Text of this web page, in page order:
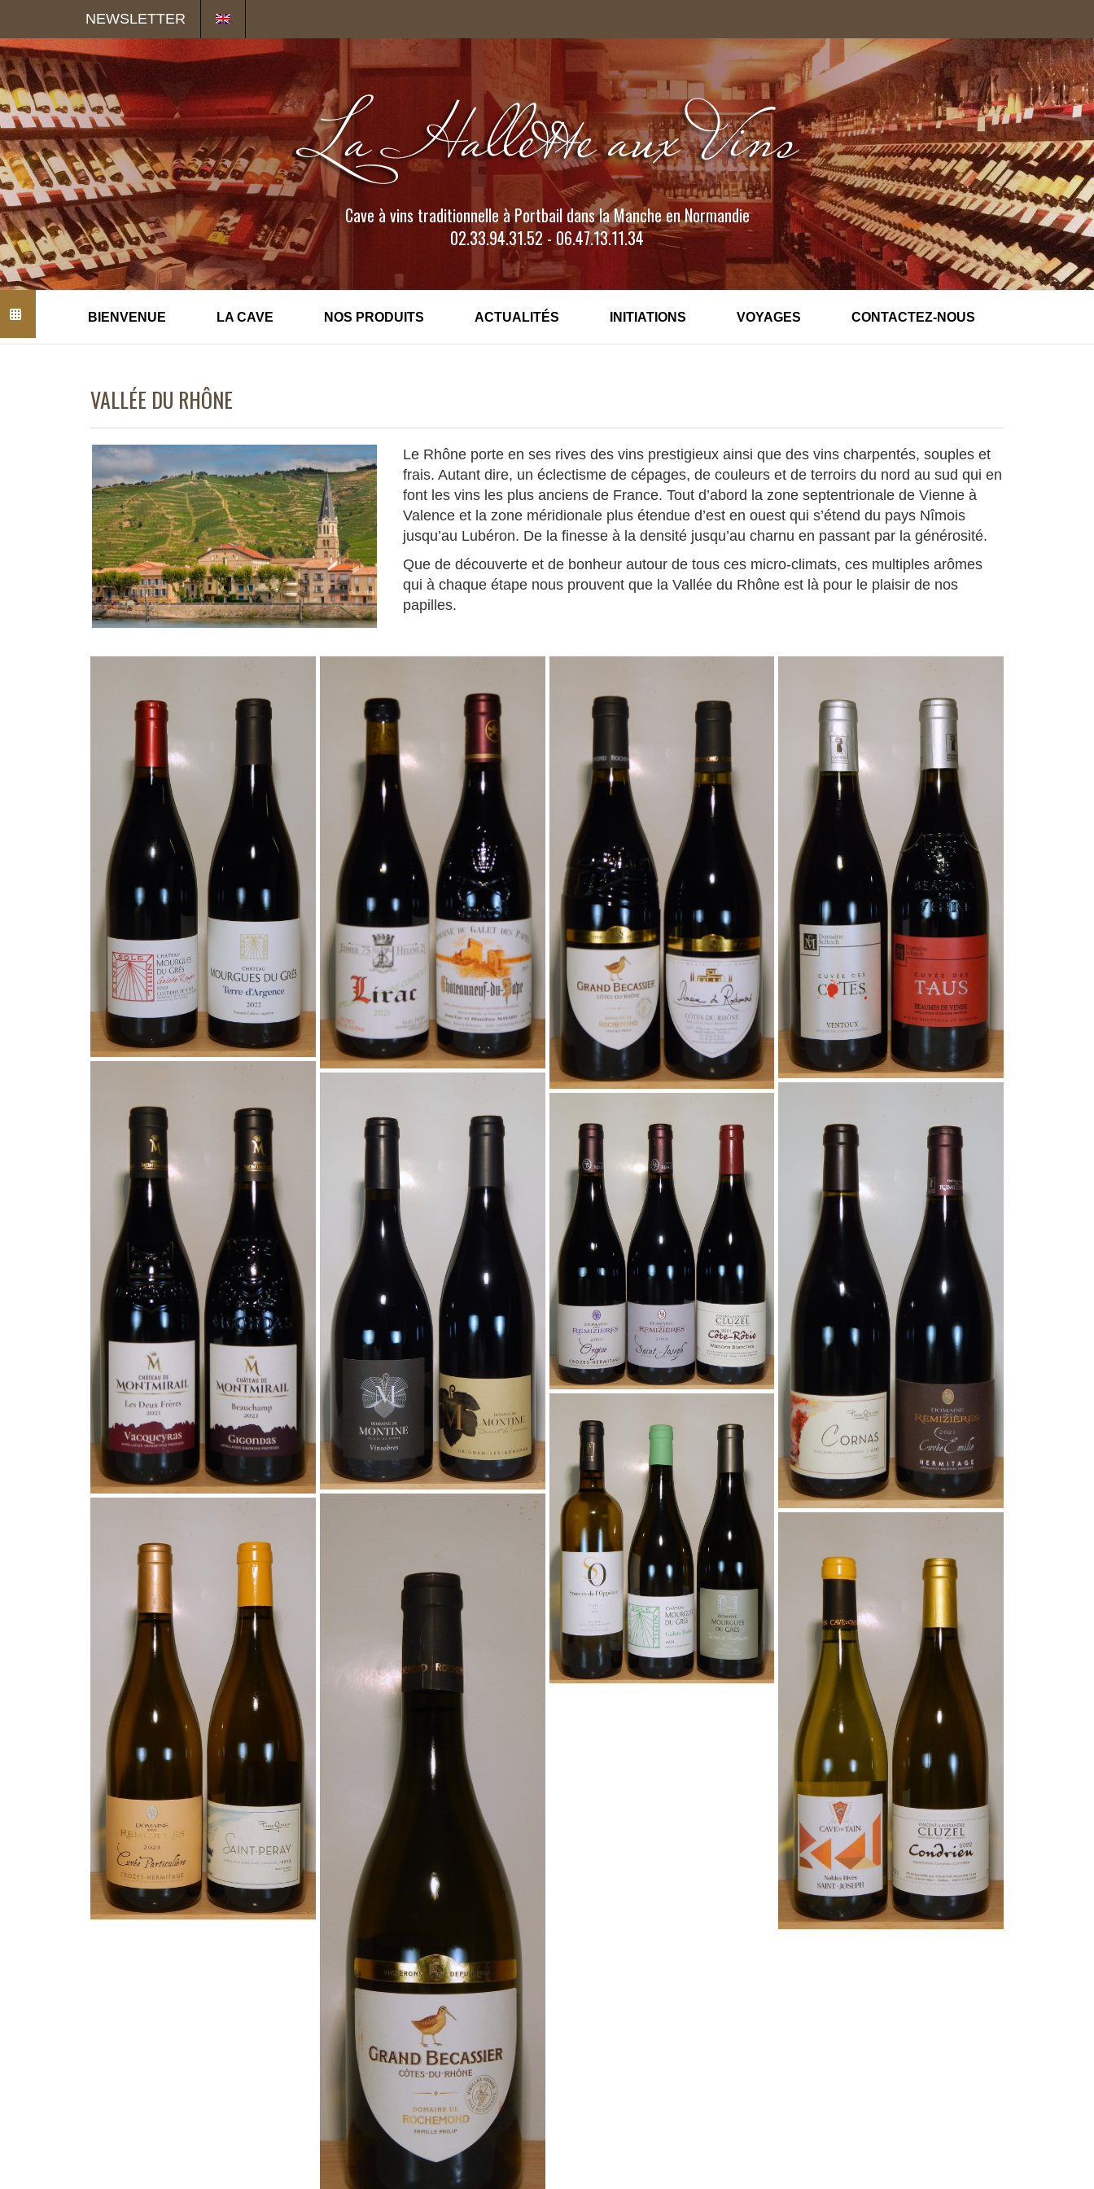
NEWSLETTER
Cave à vins traditionnelle à Portbail dans la Manche en Normandie
02.33.94.31.52 - 06.47.13.11.34
BIENVENUE LA CAVE NOS PRODUITS ACTUALITÉS INITIATIONS VOYAGES CONTACTEZ-NOUS
VALLÉE DU RHÔNE
Le Rhône porte en ses rives des vins prestigieux ainsi que des vins charpentés, souples et
frais. Autant dire, un éclectisme de cépages, de couleurs et de terroirs du nord au sud qui en
font les vins les plus anciens de France. Tout d’abord la zone septentrionale de Vienne à
Valence et la zone méridionale plus étendue d’est en ouest qui s’étend du pays Nîmois
jusqu’au Lubéron. De la finesse à la densité jusqu’au charnu en passant par la générosité.
Que de découverte et de bonheur autour de tous ces micro-climats, ces multiples arômes
qui à chaque étape nous prouvent que la Vallée du Rhône est là pour le plaisir de nos
papilles.
Panneau de gestion des cookies